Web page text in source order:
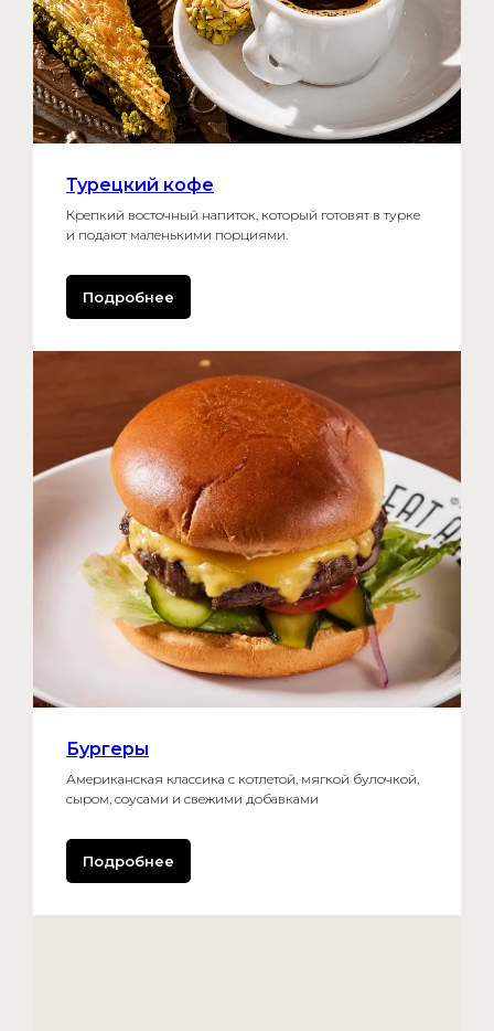
Турецкий кофе
Крепкий восточный напиток, который готовят в турке
и подают маленькими порциями.
Подробнее
Бургеры
Американская классика с котлетой, мягкой булочкой,
сыром, соусами и свежими добавками
Подробнее